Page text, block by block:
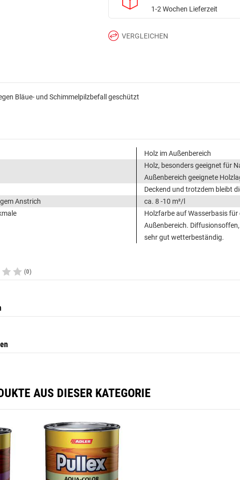
1-2 Wochen Lieferzeit
VERGLEICHEN
Bläue- und Schimmelpilzbefall geschützt
Holz im Außenbereich
Holz, besonders geeignet für
Außenbereich geeignete
Deckend und trotzdem bleibt
Anstrich
ca. 8 -10 m²/l
Holzfarbe auf Wasserbasis
Außenbereich.
sehr gut wetterbeständig.
(0)
AUS DIESER KATEGORIE